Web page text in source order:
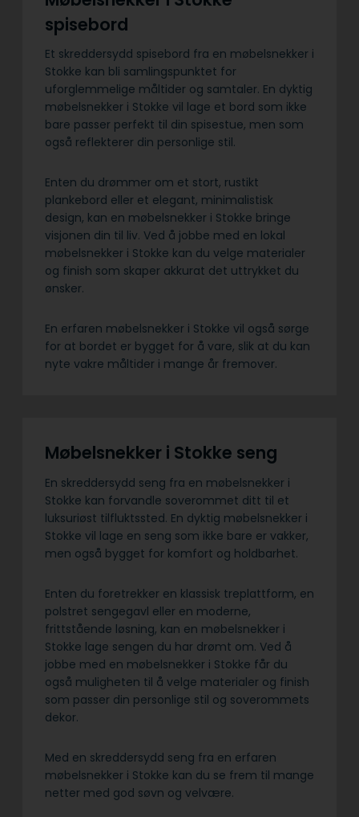
spisebord
Et skreddersydd spisebord fra en møbelsnekker i
Stokke kan bli samlingspunktet for
uforglemmelige måltider og samtaler. En dyktig
møbelsnekker i Stokke vil lage et bord som ikke
bare passer perfekt til din spisestue, men som
også reflekterer din personlige stil.
Enten du drømmer om et stort, rustikt
plankebord eller et elegant, minimalistisk
design, kan en møbelsnekker i Stokke bringe
visjonen din til liv. Ved å jobbe med en lokal
møbelsnekker i Stokke kan du velge materialer
og finish som skaper akkurat det uttrykket du
ønsker.
En erfaren møbelsnekker i Stokke vil også sørge
for at bordet er bygget for å vare, slik at du kan
nyte vakre måltider i mange år fremover.
Møbelsnekker i Stokke seng
En skreddersydd seng fra en møbelsnekker i
Stokke kan forvandle soverommet ditt til et
luksuriøst tilfluktssted. En dyktig møbelsnekker i
Stokke vil lage en seng som ikke bare er vakker,
men også bygget for komfort og holdbarhet.
Enten du foretrekker en klassisk treplattform, en
polstret sengegavl eller en moderne,
frittstående løsning, kan en møbelsnekker i
Stokke lage sengen du har drømt om. Ved å
jobbe med en møbelsnekker i Stokke får du
også muligheten til å velge materialer og finish
som passer din personlige stil og soverommets
dekor.
Med en skreddersydd seng fra en erfaren
møbelsnekker i Stokke kan du se frem til mange
netter med god søvn og velvære.